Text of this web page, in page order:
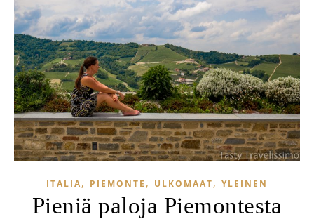
ITALIA, PIEMONTE , ULKOMAAT, YLEINEN
Pieniä paloja Piemontesta